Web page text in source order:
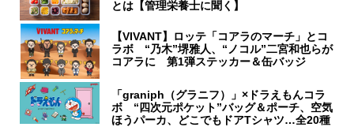
とは【管理栄養士に聞く】
【VIVANT】ロッテ「コアラのマーチ」とコ
ラボ “乃木”堺雅人、“ノコル”二宮和也らが
コアラに 第1弾ステッカー＆缶バッジ
「graniph（グラニフ）」×ドラえもんコラ
ボ “四次元ポケット”バッグ＆ポーチ、空気
ほうパーカ、どこでもドアTシャツ…全20種